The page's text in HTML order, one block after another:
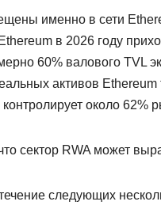
именно в сети
в 2026 году
60% валового TVL
активов
около 62%
сектор RWA может
следующих